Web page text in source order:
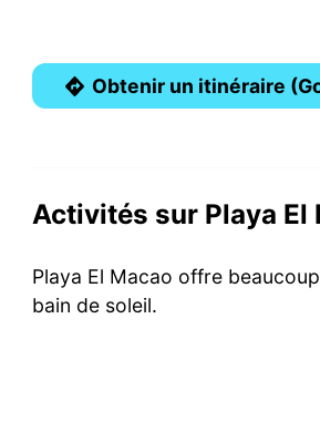
Obtenir un itinéraire
Activités sur Playa El
Playa El Macao offre
bain de soleil.